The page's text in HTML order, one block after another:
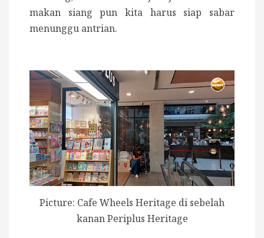
makan siang pun kita harus siap sabar
menunggu antrian.
Picture: Cafe Wheels Heritage di sebelah
kanan Periplus Heritage